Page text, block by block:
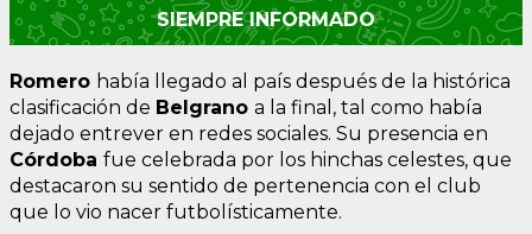
SIEMPRE INFORMADO
Romero había llegado al país después de la histórica
clasificación de Belgrano a la final, tal como había
dejado entrever en redes sociales. Su presencia en
Córdoba fue celebrada por los hinchas celestes, que
destacaron su sentido de pertenencia con el club
que lo vio nacer futbolísticamente.